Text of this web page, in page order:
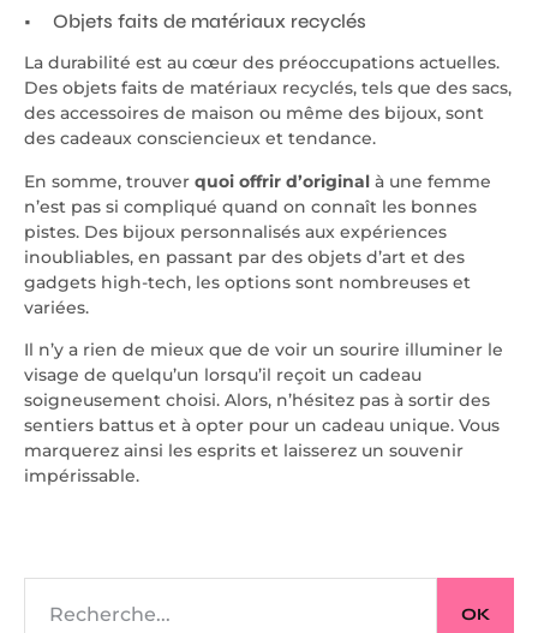
Objets faits de matériaux recyclés
La durabilité est au cœur des préoccupations actuelles.
Des objets faits de matériaux recyclés, tels que des sacs,
des accessoires de maison ou même des bijoux, sont
des cadeaux consciencieux et tendance.
En somme, trouver quoi offrir d’original à une femme
n’est pas si compliqué quand on connaît les bonnes
pistes. Des bijoux personnalisés aux expériences
inoubliables, en passant par des objets d’art et des
gadgets high-tech, les options sont nombreuses et
variées.
Il n’y a rien de mieux que de voir un sourire illuminer le
visage de quelqu’un lorsqu’il reçoit un cadeau
soigneusement choisi. Alors, n’hésitez pas à sortir des
sentiers battus et à opter pour un cadeau unique. Vous
marquerez ainsi les esprits et laisserez un souvenir
impérissable.
OK